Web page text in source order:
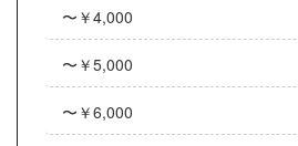
〜￥4,000
〜￥5,000
〜￥6,000